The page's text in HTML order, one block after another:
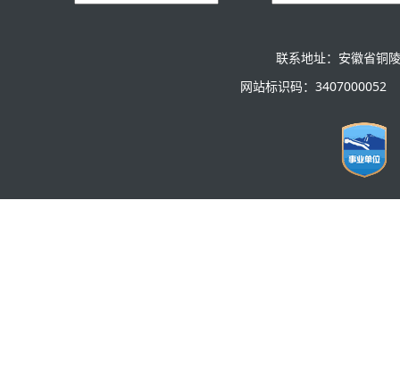
联系地址：安徽省铜
网站标识码：3407000052